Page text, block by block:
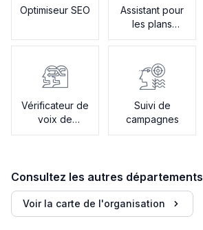
Optimiseur SEO
Assistant pour
les plans
créatifs
Vérificateur de
voix de
marque
Suivi de
campagnes
Consultez les autres départements
Voir la carte de l'organisation